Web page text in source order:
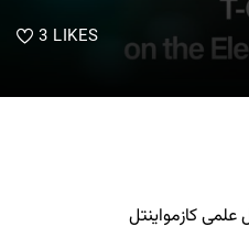
3 LIKES
کازمواینتل